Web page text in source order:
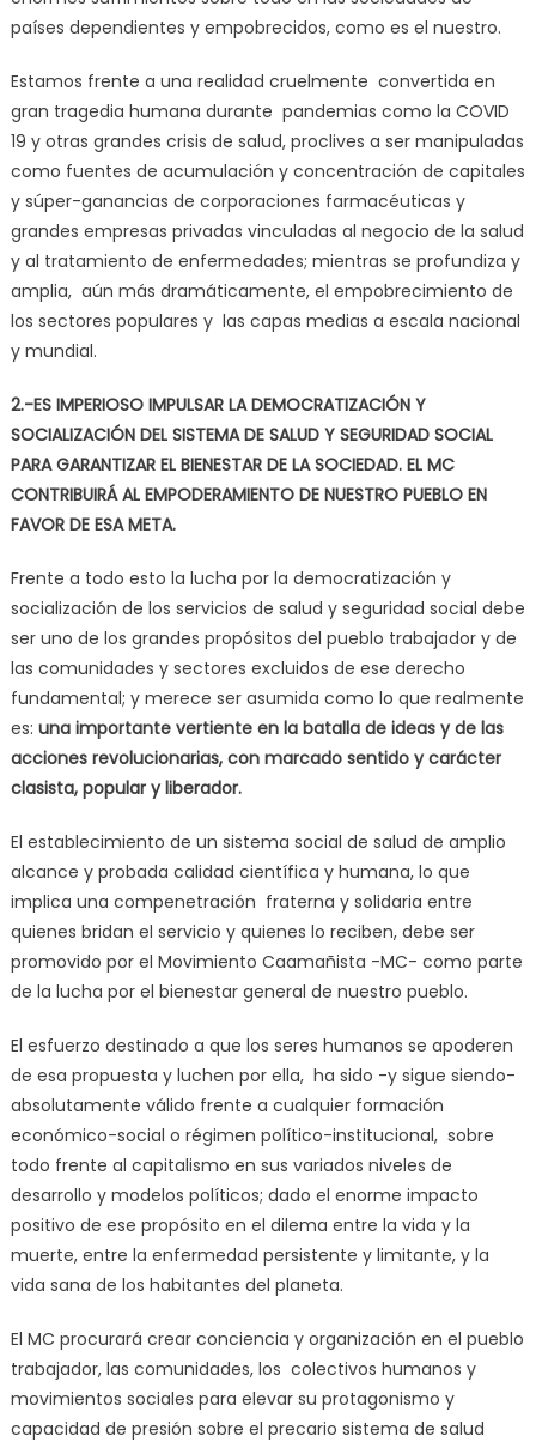
países dependientes y empobrecidos, como es el nuestro.
Estamos frente a una realidad cruelmente convertida en
gran tragedia humana durante pandemias como la COVID
19 y otras grandes crisis de salud, proclives a ser manipuladas
como fuentes de acumulación y concentración de capitales
y súper-ganancias de corporaciones farmacéuticas y
grandes empresas privadas vinculadas al negocio de la salud
y al tratamiento de enfermedades; mientras se profundiza y
amplia, aún más dramáticamente, el empobrecimiento de
los sectores populares y las capas medias a escala nacional
y mundial.
2.-ES IMPERIOSO IMPULSAR LA DEMOCRATIZACIÓN Y
SOCIALIZACIÓN DEL SISTEMA DE SALUD Y SEGURIDAD SOCIAL
PARA GARANTIZAR EL BIENESTAR DE LA SOCIEDAD. EL MC
CONTRIBUIRÁ AL EMPODERAMIENTO DE NUESTRO PUEBLO EN
FAVOR DE ESA META.
Frente a todo esto la lucha por la democratización y
socialización de los servicios de salud y seguridad social debe
ser uno de los grandes propósitos del pueblo trabajador y de
las comunidades y sectores excluidos de ese derecho
fundamental; y merece ser asumida como lo que realmente
es: una importante vertiente en la batalla de ideas y de las
acciones revolucionarias, con marcado sentido y carácter
clasista, popular y liberador.
El establecimiento de un sistema social de salud de amplio
alcance y probada calidad científica y humana, lo que
implica una compenetración fraterna y solidaria entre
quienes bridan el servicio y quienes lo reciben, debe ser
promovido por el Movimiento Caamañista -MC- como parte
de la lucha por el bienestar general de nuestro pueblo.
El esfuerzo destinado a que los seres humanos se apoderen
de esa propuesta y luchen por ella, ha sido -y sigue siendo-
absolutamente válido frente a cualquier formación
económico-social o régimen político-institucional, sobre
todo frente al capitalismo en sus variados niveles de
desarrollo y modelos políticos; dado el enorme impacto
positivo de ese propósito en el dilema entre la vida y la
muerte, entre la enfermedad persistente y limitante, y la
vida sana de los habitantes del planeta.
El MC procurará crear conciencia y organización en el pueblo
trabajador, las comunidades, los colectivos humanos y
movimientos sociales para elevar su protagonismo y
capacidad de presión sobre el precario sistema de salud